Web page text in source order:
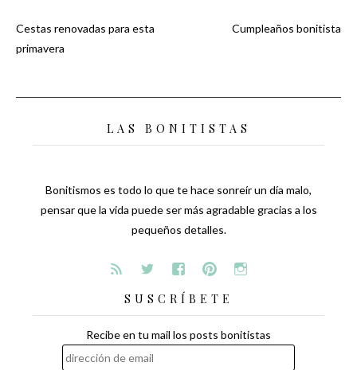
Navegación
entradas
Cestas renovadas para esta
primavera
Cumpleaños bonitista
LAS BONITISTAS
Bonitismos es todo lo que te hace sonreír un día malo,
pensar que la vida puede ser más agradable gracias a los
pequeños detalles.
SUSCRÍBETE
Recibe en tu mail los posts bonitistas